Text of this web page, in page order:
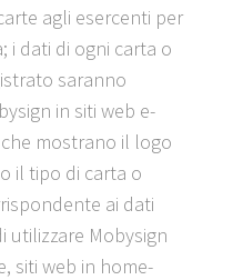
agli esercenti per
i dati di ogni carta o
saranno
in siti web e-
mostrano il logo
il tipo di carta o
ai dati
utilizzare Mobysign
siti web in home-